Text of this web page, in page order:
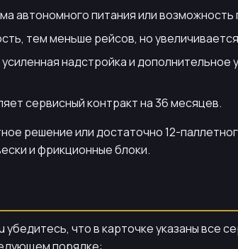
автономного питания или
тем меньше рейсов, но
надстройка и дополнительное
сервисный контракт на 36 месяцев.
решение или достаточно 12-
и фрикционные блоки.
что в карточке указаны все